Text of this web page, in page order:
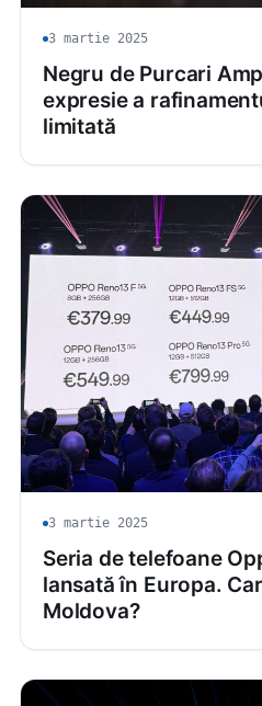
3 martie 2025
Negru de Purcari
expresie a
limitată
3 martie 2025
Seria de telefoane
lansată în Europa.
Moldova?